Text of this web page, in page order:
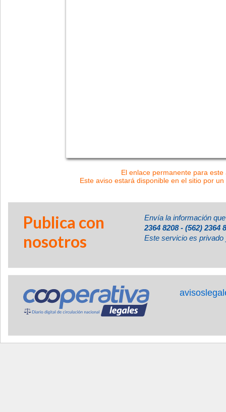
El enlace permanente para
Este aviso estará disponible en el sitio por
Publica con
nosotros
Envía la información
2364 8208 - (562) 2364
Este servicio es privado